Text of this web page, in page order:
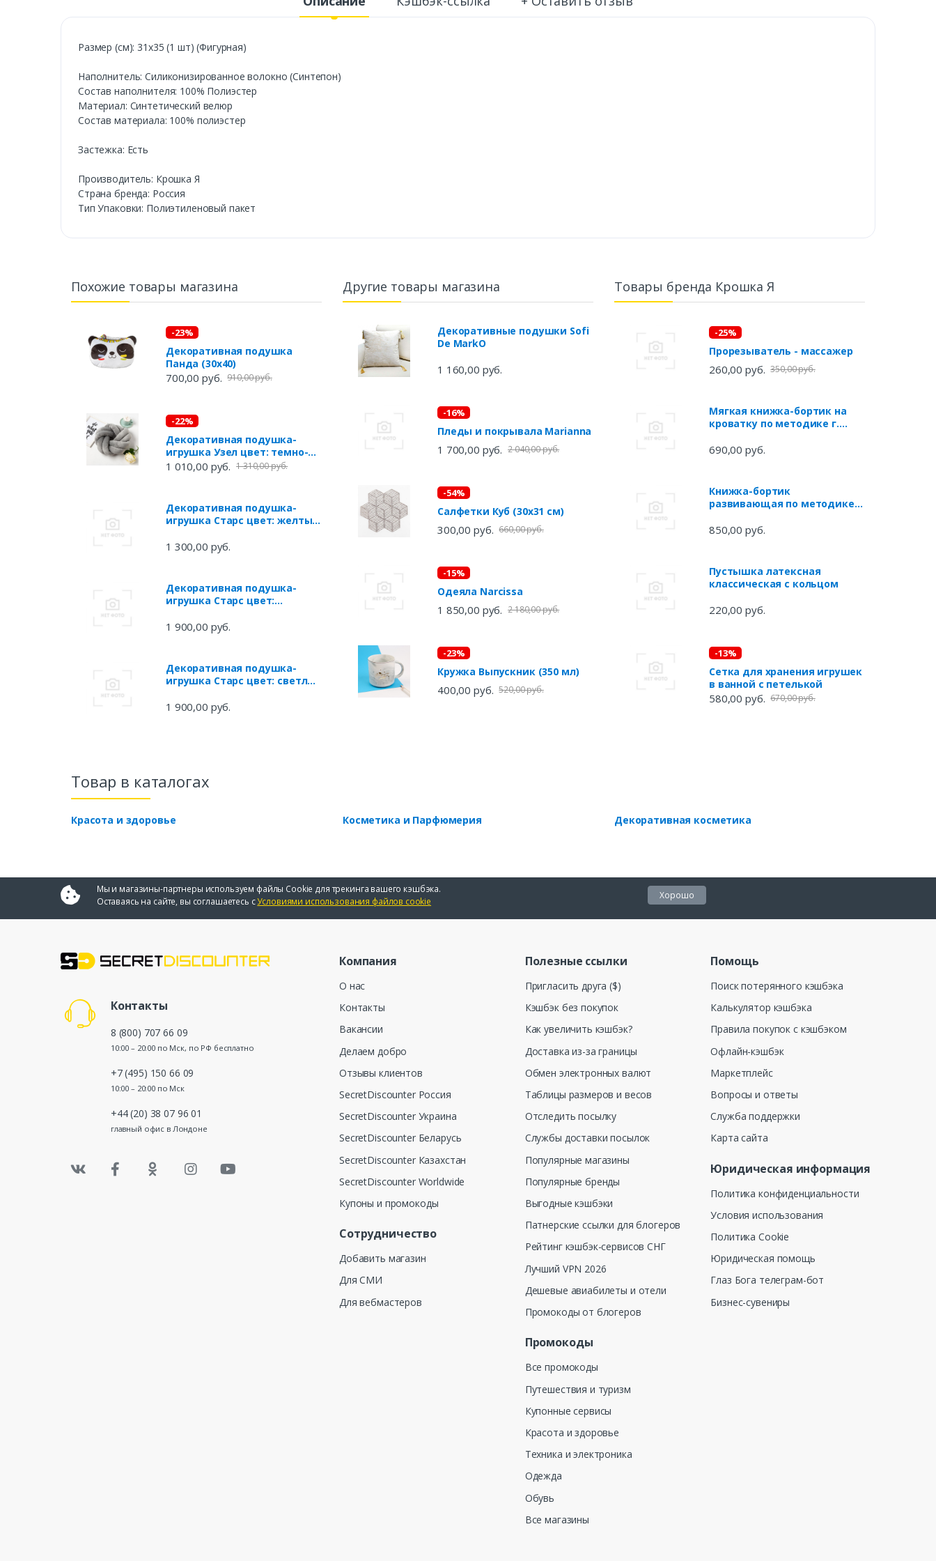
Размер (см): 31х35 (1 шт) (Фигурная)
Наполнитель: Силиконизированное волокно (Синтепон)
Состав наполнителя: 100% Полиэстер
Материал: Синтетический велюр
Состав материала: 100% полиэстер
Застежка: Есть
Производитель: Крошка Я
Cтрана бренда: Россия
Тип Упаковки: Полиэтиленовый пакет
Похожие товары магазина
-23%
Декоративная подушка
Панда (30х40)
700,00 руб. 910,00 руб.
-22%
Декоративная подушка-
игрушка Узел цвет: темно-
серый (33х33)
1 010,00 руб. 1 310,00 руб.
Декоративная подушка-
игрушка Старс цвет: желтый
1 300,00 руб.
Декоративная подушка-
игрушка Старс цвет:
1 900,00 руб.
Декоративная подушка-
игрушка Старс цвет: светло-
1 900,00 руб.
Другие товары магазина
Декоративные подушки Sofi
De MarkO
1 160,00 руб.
-16%
Пледы и покрывала Marianna
1 700,00 руб. 2 040,00 руб.
-54%
Салфетки Куб (30х31 см)
300,00 руб. 660,00 руб.
-15%
Одеяла Narcissa
1 850,00 руб. 2 180,00 руб.
-23%
Кружка Выпускник (350 мл)
400,00 руб. 520,00 руб.
Товары бренда Крошка Я
-25%
Прорезыватель - массажер
260,00 руб. 350,00 руб.
Мягкая книжка-бортик на
кроватку по методике г.
690,00 руб.
Книжка-бортик
развивающая по методике г.
850,00 руб.
Пустышка латексная
классическая с кольцом
220,00 руб.
-13%
Сетка для хранения игрушек
в ванной с петелькой
580,00 руб. 670,00 руб.
Товар в каталогах
Красота и здоровье Косметика и Парфюмерия Декоративная косметика
Мы и магазины-партнеры используем файлы Cookie для трекинга вашего кэшбэка.
Оставаясь на сайте, вы соглашаетесь сУсловиями использования файлов cookie
Хорошо
Контакты
8 (800) 707 66 09
10:00 – 20:00 по Мск, по РФ бесплатно
+7 (495) 150 66 09
10:00 – 20:00 по Мск
+44 (20) 38 07 96 01
главный офис в Лондоне
Компания
О нас
Контакты
Вакансии
Делаем добро
Отзывы клиентов
SecretDiscounter Россия
SecretDiscounter Украина
SecretDiscounter Беларусь
SecretDiscounter Казахстан
SecretDiscounter Worldwide
Купоны и промокоды
Сотрудничество
Добавить магазин
Для СМИ
Для вебмастеров
Полезные ссылки
Пригласить друга ($)
Кэшбэк без покупок
Как увеличить кэшбэк?
Доставка из-за границы
Обмен электронных валют
Таблицы размеров и весов
Отследить посылку
Службы доставки посылок
Популярные магазины
Популярные бренды
Выгодные кэшбэки
Патнерские ссылки для блогеров
Рейтинг кэшбэк-сервисов СНГ
Лучший VPN 2026
Дешевые авиабилеты и отели
Промокоды от блогеров
Промокоды
Все промокоды
Путешествия и туризм
Купонные сервисы
Красота и здоровье
Техника и электроника
Одежда
Обувь
Все магазины
Помощь
Поиск потерянного кэшбэка
Калькулятор кэшбэка
Правила покупок с кэшбэком
Офлайн-кэшбэк
Маркетплейс
Вопросы и ответы
Служба поддержки
Карта сайта
Юридическая информация
Политика конфиденциальности
Условия использования
Политика Cookie
Юридическая помощь
Глаз Бога телеграм-бот
Бизнес-сувениры